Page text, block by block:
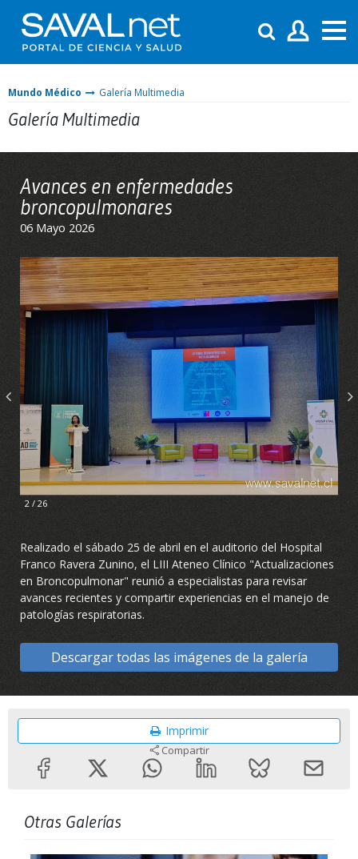
Mundo Médico Galería Multimedia
Galería Multimedia
Avances en enfermedades
broncopulmonares
06 Mayo 2026
2 / 26
Realizado el sábado 25 de abril en el auditorio del Hospital
Franco Ravera Zunino, el LIII Ateneo Clínico "Actualizaciones
en Broncopulmonar" reunió a especialistas para revisar
avances recientes y compartir experiencias en el manejo de
patologías respiratorias.
Descargar todas las imágenes de la galería
Imprimir
Compartir
Otras Galerías